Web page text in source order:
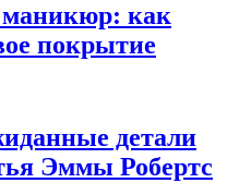
как
покрытие
детали
Эммы Робертс